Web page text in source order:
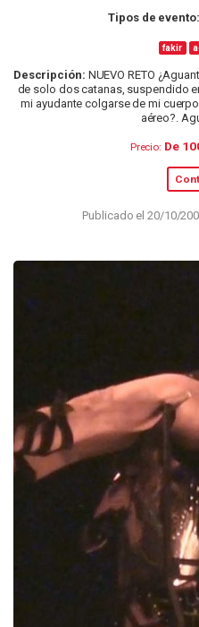
Tipos de evento:
fakir
Descripción: NUEVO RETO
de solo dos catanas, suspendido
mi ayudante colgarse de mi
aéreo?.
Precio: De
Publicado el 20/10/